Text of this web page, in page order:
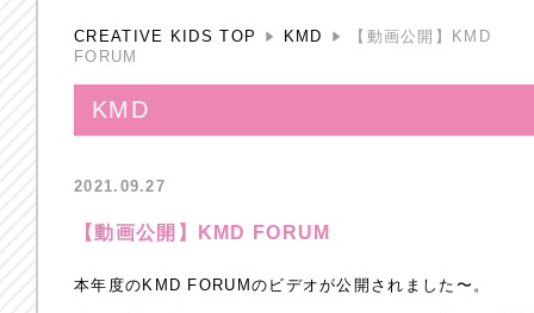
CREATIVE KIDS TOP KMD
【動画公開】KMD
FORUM
KMD
2021.09.27
【動画公開】KMD FORUM
本年度のKMD FORUMのビデオが公開されました〜。